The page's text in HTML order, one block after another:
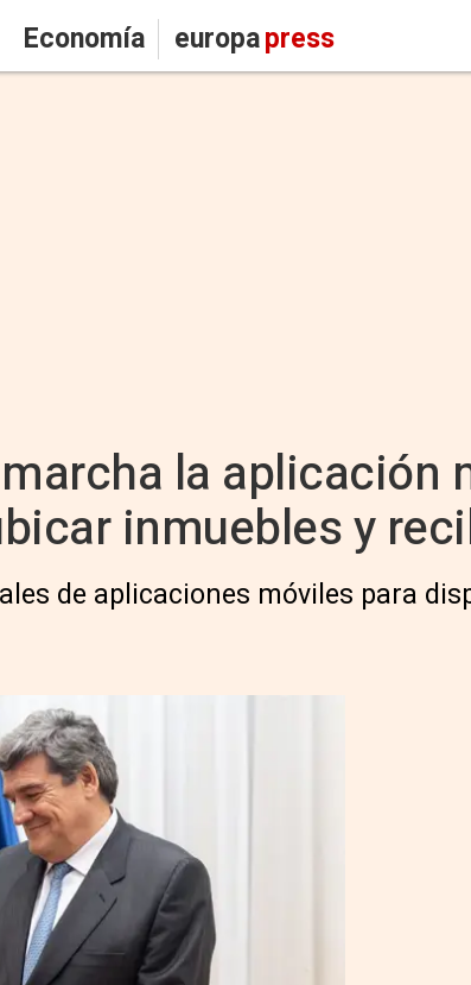
Economía europapress
la aplicación
inmuebles y
de aplicaciones móviles para